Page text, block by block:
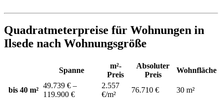
Quadratmeterpreise für Wohnungen in
Ilsede nach Wohnungsgröße
Spanne
m²-
Preis
Absoluter
Preis
Wohnfläche
bis 40 m²
49.739 € –
119.900 €
2.557
€/m²
76.710 €
30 m²